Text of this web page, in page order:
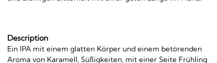
Description
Ein IPA mit einem glatten Körper und einem betörenden
Aroma von Karamell, Süßigkeiten, mit einer Seite Frühling